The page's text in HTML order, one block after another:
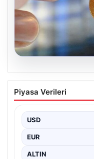
06.08.2026
Altın fiyatları
fiyatları ne
fiyatları
Piyasa Verileri
USD
EUR
ALTIN